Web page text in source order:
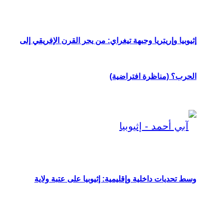
إثيوبيا وإريتريا وجبهة تيغراي: من يجر القرن الإفريقي إلى
الحرب؟ (مناظرة افتراضية)
وسط تحديات داخلية وإقليمية: إثيوبيا على عتبة ولاية